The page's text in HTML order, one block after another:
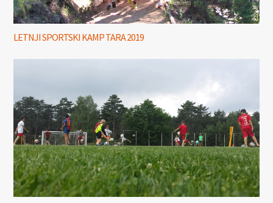
LETNJI SPORTSKI KAMP TARA 2019